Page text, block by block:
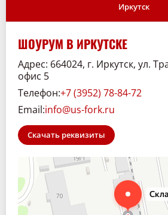
Иркутск
ШОУРУМ В ИРКУТСКЕ
Адрес: 664024, г. Иркутск, ул.
офис 5
Телефон:+7 (3952) 78-84-72
Email:info@us-fork.ru
Скачать реквизиты
Склад. 38
Спецтехника и спецавтомобили в